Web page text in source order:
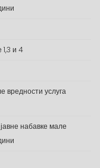
и 4
вредности услуга
набавке мале